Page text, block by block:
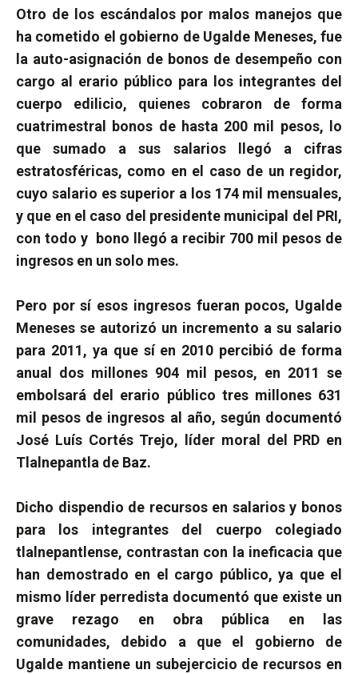
Otro de los escándalos por malos manejos que
ha cometido el gobierno de Ugalde Meneses, fue
la auto-asignación de bonos de desempeño con
cargo al erario público para los integrantes del
cuerpo edilicio, quienes cobraron de forma
cuatrimestral bonos de hasta 200 mil pesos, lo
que sumado a sus salarios llegó a cifras
estratosféricas, como en el caso de un regidor,
cuyo salario es superior a los 174 mil mensuales,
y que en el caso del presidente municipal del PRI,
con todo y
bono llegó a recibir 700 mil pesos de
ingresos en un solo mes.
Pero por sí esos ingresos fueran pocos, Ugalde
Meneses se autorizó un incremento a su salario
para 2011, ya que sí en 2010 percibió de forma
anual dos millones 904 mil pesos, en 2011 se
embolsará del erario público tres millones 631
mil pesos de ingresos al año, según documentó
José Luís Cortés Trejo, líder moral del PRD en
Tlalnepantla de Baz.
Dicho dispendio de recursos en salarios y bonos
para los integrantes del cuerpo colegiado
tlalnepantlense, contrastan con la ineficacia que
han demostrado en el cargo público, ya que el
mismo líder perredista documentó que existe un
grave rezago en obra pública en las
comunidades, debido a que el gobierno de
Ugalde mantiene un subejercicio de recursos en